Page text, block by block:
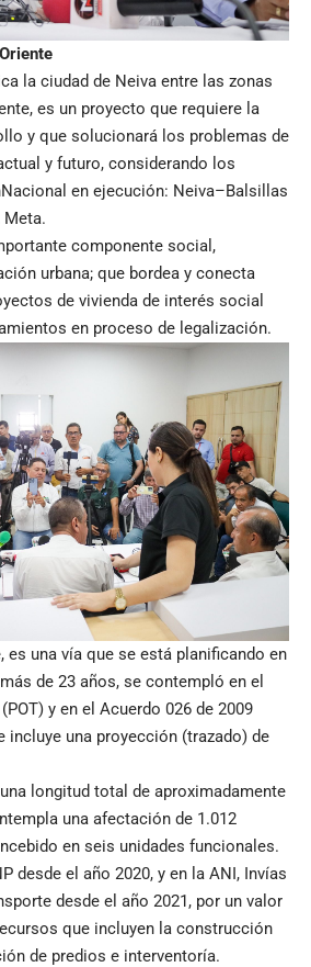
la ciudad de Neiva entre las zonas
es un proyecto que requiere la
y que solucionará los problemas de
y futuro, considerando los
en ejecución: Neiva–Balsillas
Meta.
componente social,
urbana; que bordea y conecta
de vivienda de interés social
en proceso de legalización.
es una vía que se está planificando en
de 23 años, se contempló en el
y en el Acuerdo 026 de 2009
incluye una proyección (trazado) de
longitud total de aproximadamente
una afectación de 1.012
en seis unidades funcionales.
desde el año 2020, y en la ANI, Invías
desde el año 2021, por un valor
que incluyen la construcción
de predios e interventoría.